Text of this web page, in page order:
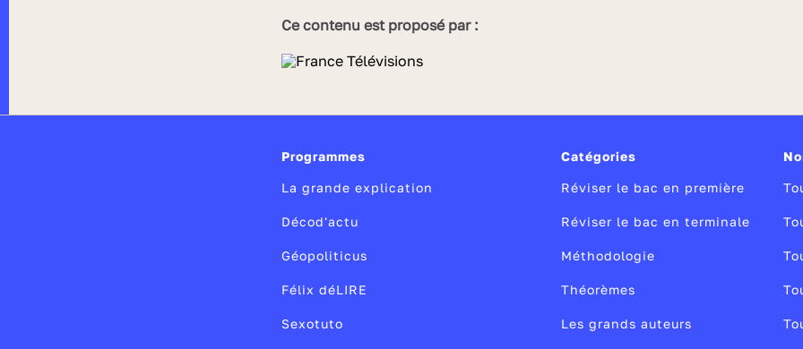
Ce contenu est proposé par :
Programmes
La grande explication
Décod'actu
Géopoliticus
Félix déLIRE
Sexotuto
Catégories
Réviser le bac en première
Réviser le bac en terminale
Méthodologie
Théorèmes
Les grands auteurs